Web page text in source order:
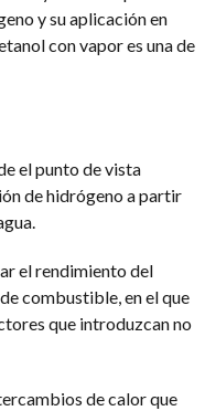
y su aplicación en
con vapor es una de
el punto de vista
de hidrógeno a partir
el rendimiento del
combustible, en el que
que introduzcan no
de calor que